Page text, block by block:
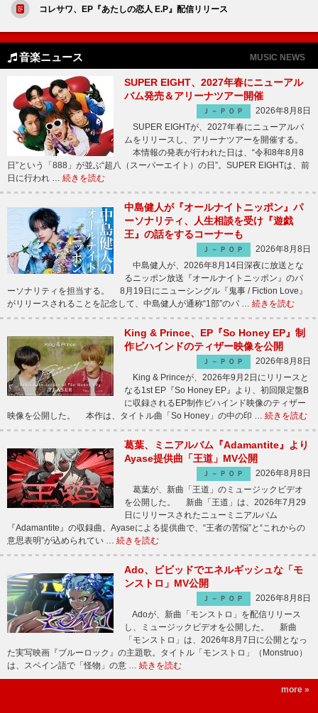
コレサワ、EP『あたしの恋人 E.P』配信リリース
音楽ニュース MUSIC NEWS
SUPER EIGHT、2027年春にニューアル
バム発売＆アリーナツアー開催
Ｊ－ＰＯＰ
2026年8月8日
SUPER EIGHTが、2027年春にニューアルバ
ムをリリースし、アリーナツアーを開催する。
本情報の発表が行われた日は、“令和8年8月8
日”という「888」が並ぶ“超八（スーパーエイト）の日”。SUPER EIGHTは、前
日に行われ … 続きを読む
中島健人が『オールナイトニッポン』パ
ーソナリティ、人生相談を受け『遊戯
王』の話をするコーナーも
Ｊ－ＰＯＰ
2026年8月8日
中島健人が、2026年8月14日深夜に放送とな
るニッポン放送『オールナイトニッポン』のパ
ーソナリティを担当する。 8月19日にニューシングル『鬼事 / Fiction Love』
がリリースされることを記念して、中島健人が通称“1部”のパ … 続きを読む
King & Prince、EP『So Honey EP』制
作ビハインドのティザー映像を公開
Ｊ－ＰＯＰ
2026年8月8日
King & Princeが、2026年9月2日にリリースと
なる1st EP『So Honey EP』より、初回限定盤B
に収録されるEP制作ビハインド映像のティザー
映像を公開した。 本作は、タイトル曲「So Honey」の中の印 … 続きを読む
葛葉、ミニアルバム『Adamantite』より
Ayase提供曲「王道」MV公開
Ｊ－ＰＯＰ
2026年8月8日
葛葉が、新曲「王道」のミュージックビデオ
を公開した。 新曲「王道」は、2026年7月29
日にリリースされたニューミニアルバム
『Adamantite』の収録曲。Ayaseによる提供曲で、“王者の苦悩”と“これからの
意思表明”が込められてい … 続きを読む
Ado、ビビッドでエネルギッシュな「モ
ンストロ」MV公開
Ｊ－ＰＯＰ
2026年8月8日
Adoが、新曲「モンストロ」を配信リリース
し、ミュージックビデオを公開した。 新曲
「モンストロ」は、2026年8月7日に公開となっ
た実写映画『ブルーロック』の主題歌。タイトル「モンストロ」（Monstruo）
は、スペイン語で「怪物」の意 … 続きを読む
more »